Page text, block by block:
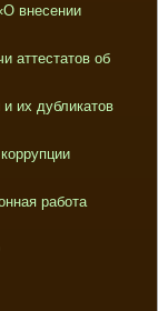
внесении
аттестатов об
их дубликатов
работа